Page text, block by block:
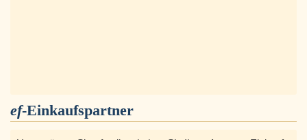
ef-Einkaufspartner